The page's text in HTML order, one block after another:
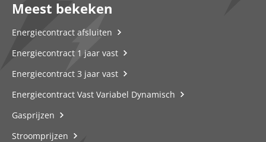
Meest bekeken
Energiecontract afsluiten
Energiecontract 1 jaar vast
Energiecontract 3 jaar vast
Energiecontract Vast Variabel Dynamisch
Gasprijzen
Stroomprijzen